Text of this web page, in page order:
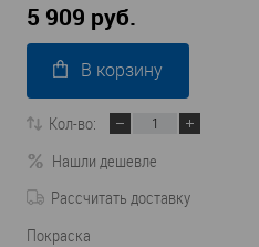
5 909 руб.
В корзину
Кол-во:
Нашли дешевле
Рассчитать доставку
Покраска